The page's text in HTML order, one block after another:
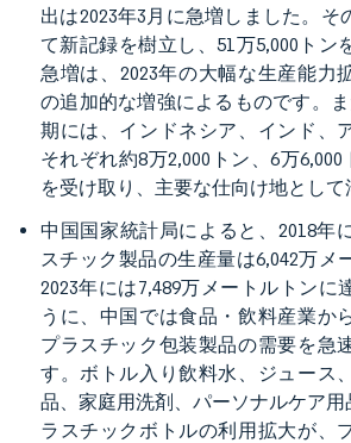
出は2023年3月に急増しました。そ
て新記録を樹立し、51万5,000トン
急増は、2023年の大幅な生産能力
の追加的な増強によるものです。
期には、インドネシア、インド、
それぞれ約8万2,000トン、6万6,000
を受け取り、主要な仕向け地として
中国国家統計局によると、2018年
スチック製品の生産量は6,042万メ
2023年には7,489万メートルトンに
うに、中国では食品・飲料産業か
プラスチック包装製品の需要を急
す。ボトル入り飲料水、ジュース
品、家庭用洗剤、パーソナルケア
ラスチックボトルの利用拡大が、